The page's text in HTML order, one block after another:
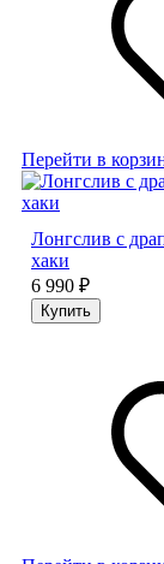
Перейти в
Лонгслив с
хаки
6 990 ₽